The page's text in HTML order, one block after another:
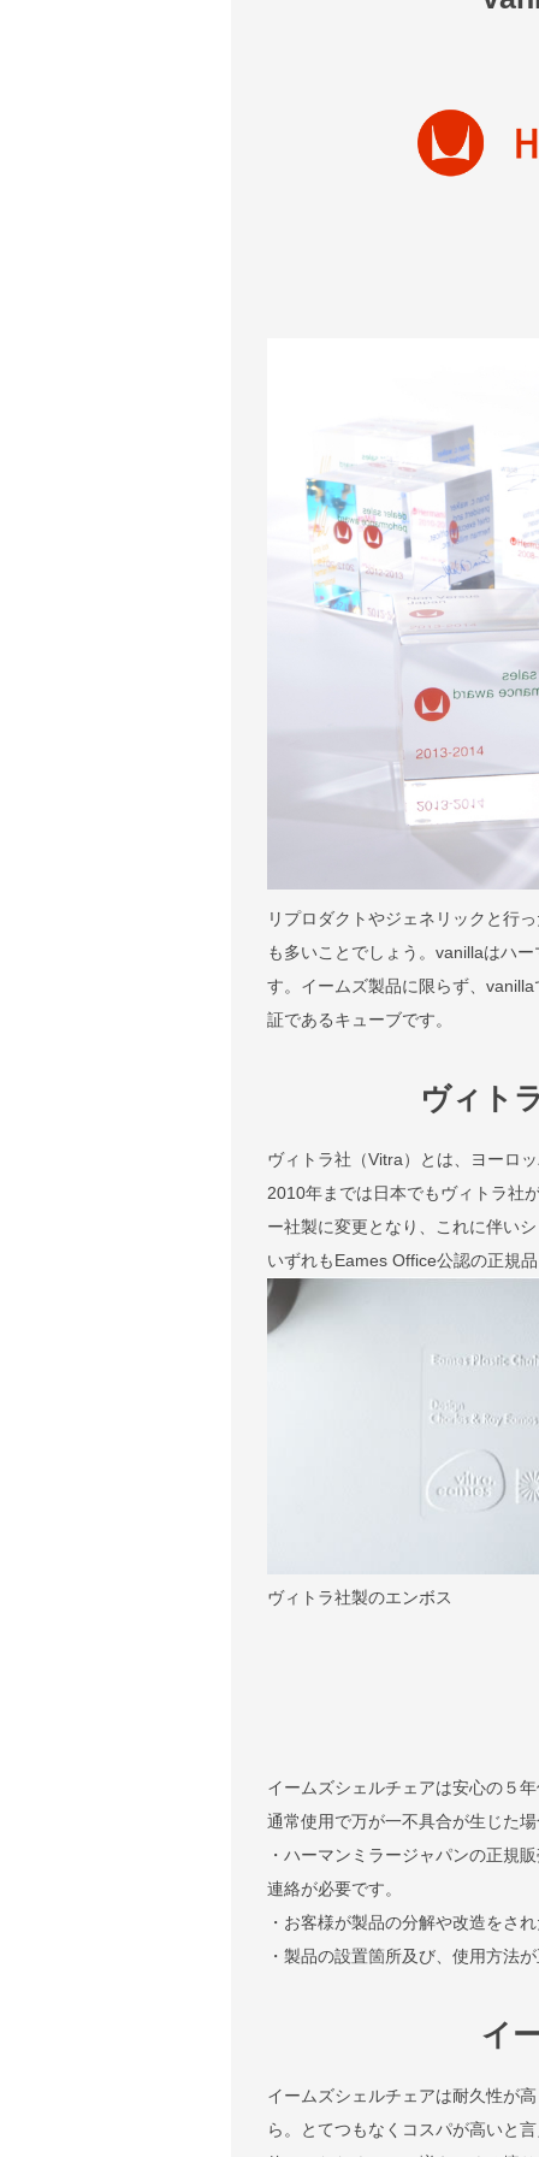
リプロダクトやジェネリックと行
も多いことでしょう。vanillaはハ
す。イームズ製品に限らず、
証であるキューブです。
ヴィト
ヴィトラ社（Vitra）とは、ヨーロ
2010年までは日本でもヴィトラ社
ー社製に変更となり、これに伴い
いずれもEames Office公認の正規
ヴィトラ社製のエンボス
イームズシェルチェアは安心の５
通常使用で万が一不具合が生じた
・ハーマンミラージャパンの正規
連絡が必要です。
・お客様が製品の分解や改造をさ
・製品の設置箇所及び、使用方法
イ
イームズシェルチェアは耐久性が
ら。とてつもなくコスパが高いと